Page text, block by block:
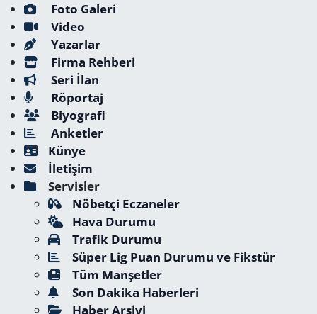
Foto Galeri
Video
Yazarlar
Firma Rehberi
Seri İlan
Röportaj
Biyografi
Anketler
Künye
İletişim
Servisler
Nöbetçi Eczaneler
Hava Durumu
Trafik Durumu
Süper Lig Puan Durumu ve Fikstür
Tüm Manşetler
Son Dakika Haberleri
Haber Arşivi